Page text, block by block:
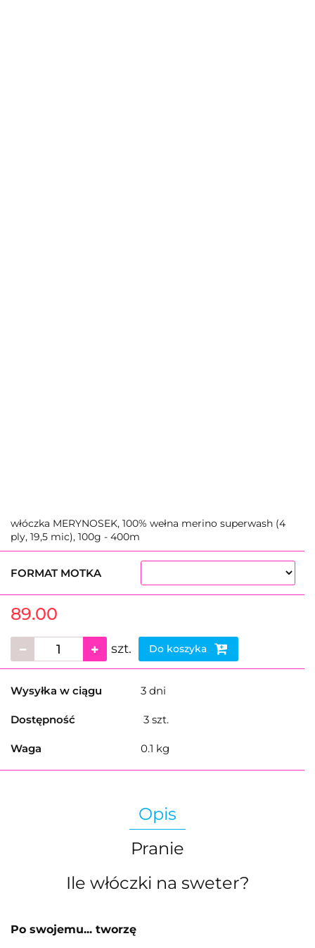
włóczka MERYNOSEK, 100% wełna merino superwash (4
ply, 19,5 mic), 100g - 400m
FORMAT MOTKA
89.00
szt. Do koszyka
Wysyłka w ciągu 3 dni
Dostępność 3 szt.
Waga 0.1 kg
Opis
Pranie
Ile włóczki na sweter?
Po swojemu... tworzę